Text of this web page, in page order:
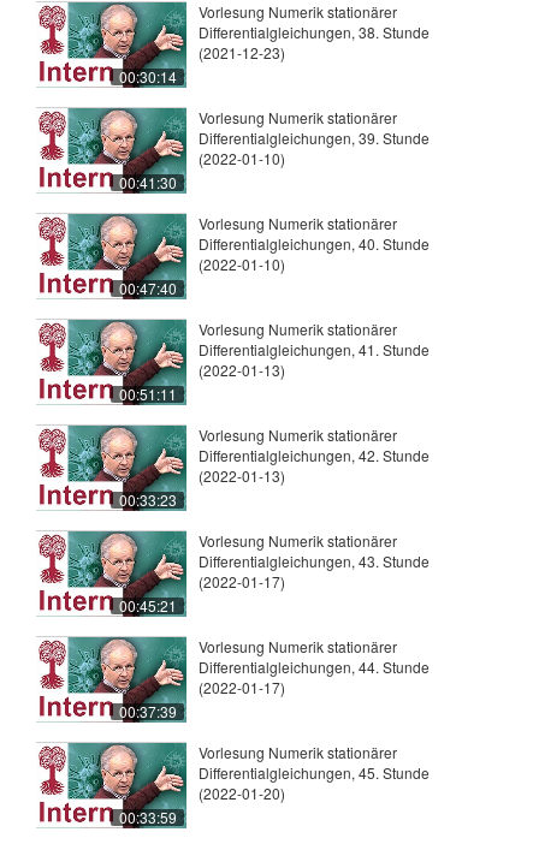
00:30:14
Vorlesung Numerik stationärer
Differentialgleichungen, 38. Stunde
(2021-12-23)
00:41:30
Vorlesung Numerik stationärer
Differentialgleichungen, 39. Stunde
(2022-01-10)
00:47:40
Vorlesung Numerik stationärer
Differentialgleichungen, 40. Stunde
(2022-01-10)
00:51:11
Vorlesung Numerik stationärer
Differentialgleichungen, 41. Stunde
(2022-01-13)
00:33:23
Vorlesung Numerik stationärer
Differentialgleichungen, 42. Stunde
(2022-01-13)
00:45:21
Vorlesung Numerik stationärer
Differentialgleichungen, 43. Stunde
(2022-01-17)
00:37:39
Vorlesung Numerik stationärer
Differentialgleichungen, 44. Stunde
(2022-01-17)
00:33:59
Vorlesung Numerik stationärer
Differentialgleichungen, 45. Stunde
(2022-01-20)